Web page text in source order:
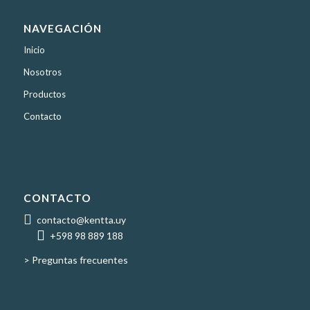
NAVEGACIÓN
Inicio
Nosotros
Productos
Contacto
CONTACTO
contacto@kentta.uy
+598 98 889 188
> Preguntas frecuentes